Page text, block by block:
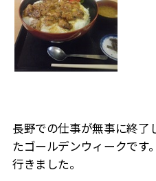
長野での仕事が無事に終了
たゴールデンウィークです
行きました。